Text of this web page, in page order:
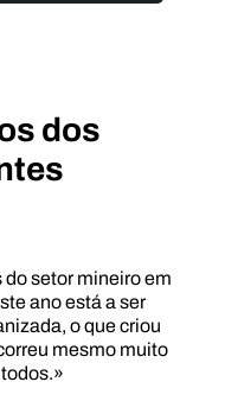
dos
setor mineiro em
ano está a ser
o que criou
mesmo muito